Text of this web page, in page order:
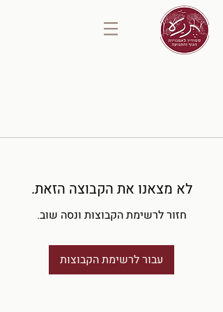
לא מצאנו את הקבוצה הזאת.
חזור לרשימת הקבוצות ונסה שוב.
עבור לרשימת הקבוצות